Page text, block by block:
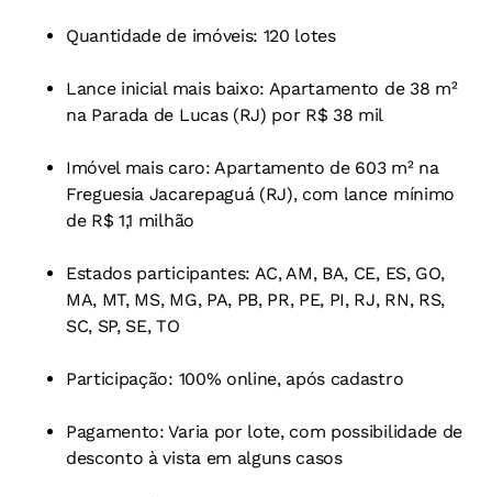
Quantidade de imóveis: 120 lotes
Lance inicial mais baixo: Apartamento de 38 m²
na Parada de Lucas (RJ) por R$ 38 mil
Imóvel mais caro: Apartamento de 603 m² na
Freguesia Jacarepaguá (RJ), com lance mínimo
de R$ 1,1 milhão
Estados participantes: AC, AM, BA, CE, ES, GO,
MA, MT, MS, MG, PA, PB, PR, PE, PI, RJ, RN, RS,
SC, SP, SE, TO
Participação: 100% online, após cadastro
Pagamento: Varia por lote, com possibilidade de
desconto à vista em alguns casos